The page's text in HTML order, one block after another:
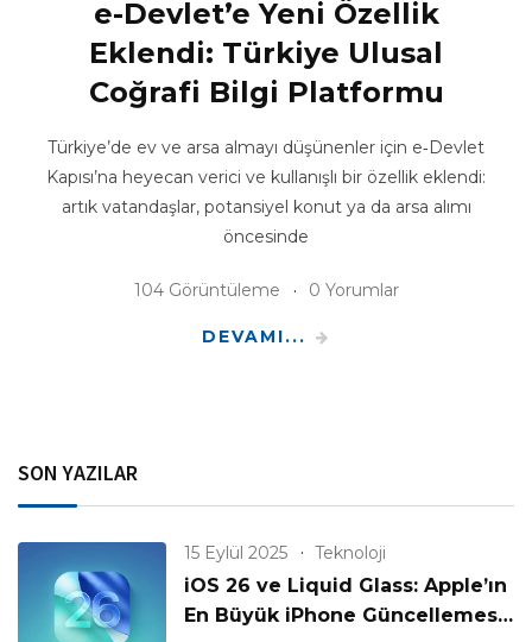
e-Devlet’e Yeni Özellik
Eklendi: Türkiye Ulusal
Coğrafi Bilgi Platformu
Türkiye’de ev ve arsa almayı düşünenler için e‑Devlet
Kapısı’na heyecan verici ve kullanışlı bir özellik eklendi:
artık vatandaşlar, potansiyel konut ya da arsa alımı
öncesinde
104 Görüntüleme 0 Yorumlar
DEVAMI...
SON YAZILAR
15 Eylül 2025 Teknoloji
iOS 26 ve Liquid Glass: Apple’ın
En Büyük iPhone Güncellemesi